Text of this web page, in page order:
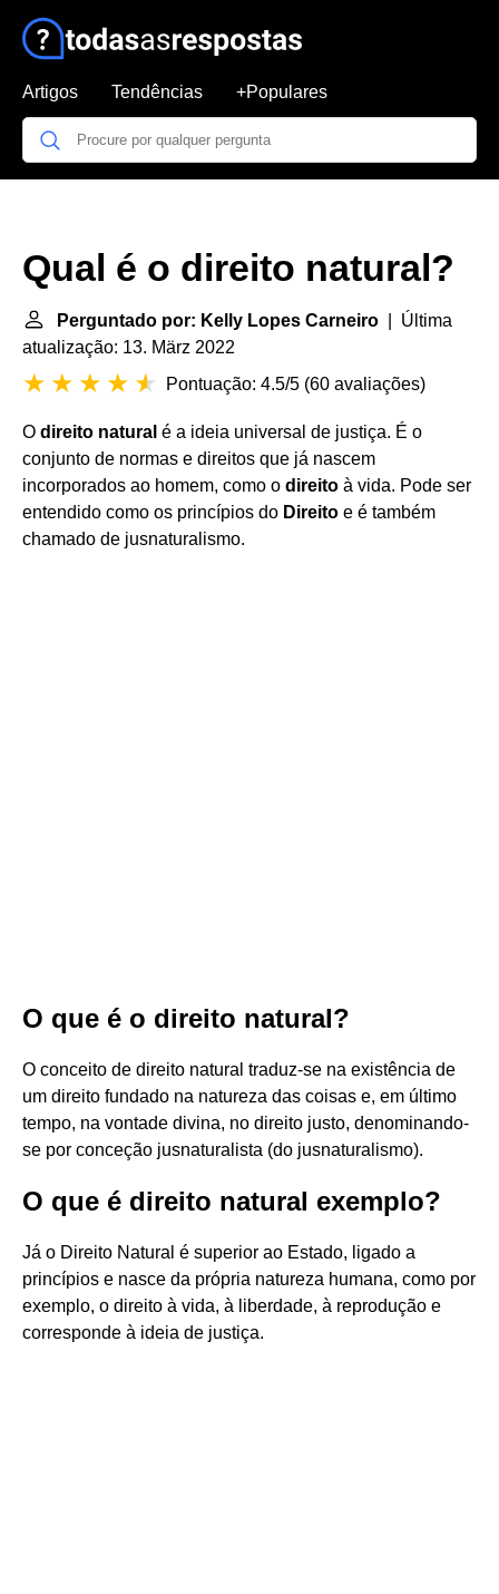
Artigos Tendências +Populares
Qual é o direito natural?
Perguntado por: Kelly Lopes Carneiro | Última
atualização: 13. März 2022
Pontuação: 4.5/5 (60 avaliações)
O direito natural é a ideia universal de justiça. É o
conjunto de normas e direitos que já nascem
incorporados ao homem, como o direito à vida. Pode ser
entendido como os princípios do Direito e é também
chamado de jusnaturalismo.
O que é o direito natural?
O conceito de direito natural traduz-se na existência de
um direito fundado na natureza das coisas e, em último
tempo, na vontade divina, no direito justo, denominando-
se por conceção jusnaturalista (do jusnaturalismo).
O que é direito natural exemplo?
Já o Direito Natural é superior ao Estado, ligado a
princípios e nasce da própria natureza humana, como por
exemplo, o direito à vida, à liberdade, à reprodução e
corresponde à ideia de justiça.